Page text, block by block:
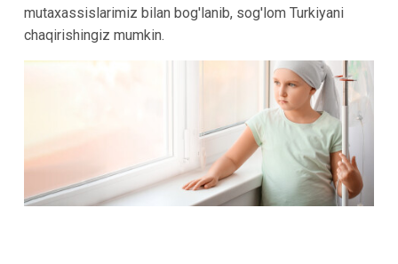
mutaxassislarimiz bilan bog'lanib, sog'lom Turkiyani
chaqirishingiz mumkin.